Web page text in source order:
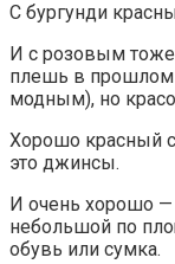
С бургунди
И с розовым
плешь в прошлом
модным), но
Хорошо красный
это джинсы.
И очень хорошо —
небольшой по
обувь или сумка.